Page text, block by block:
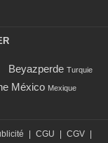
Beyazperde Turquie
México Mexique
CGU CGV